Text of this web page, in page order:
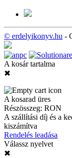
© erdelyikonyv.hu -
A kosár tartalma
✖
A kosarad üres
Részösszeg: RON
A szállítási díj és a
kiszámítva
Rendelés leadása
Válassz nyelvet
✖